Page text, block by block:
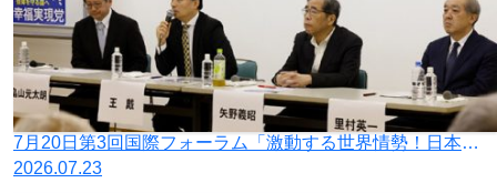
7月20日第3回国際フォーラム「激動する世界情勢！日本の針路を問う」開催
2026.07.23